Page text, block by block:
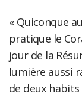
« Quiconque
pratique le
jour de la
lumière aussi
de deux